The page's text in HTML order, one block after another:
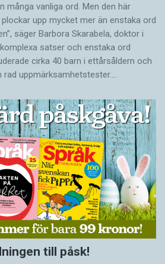
många vanliga ord. Men den här
upp mycket mer än enstaka ord
säger Barbora Skarabela, doktor i
satser och enstaka ord
cirka 40 barn i ettårsåldern och
rad uppmärksamhetstester.…
till påsk!